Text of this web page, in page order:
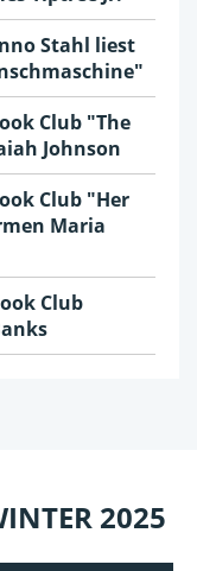
Stahl liest
Club "The
Johnson
Club "Her
Maria
Club
2025